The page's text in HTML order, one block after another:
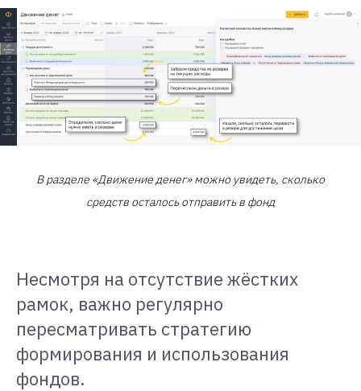
В разделе «Движение денег» можно увидеть, сколько
средств осталось отправить в фонд
Несмотря на отсутствие жёстких
рамок, важно регулярно
пересматривать стратегию
формирования и использования
фондов.